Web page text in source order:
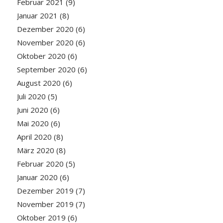
Januar 2021 (8)
Dezember 2020 (6)
November 2020 (6)
Oktober 2020 (6)
September 2020 (6)
August 2020 (6)
Juli 2020 (5)
Juni 2020 (6)
Mai 2020 (6)
April 2020 (8)
März 2020 (8)
Februar 2020 (5)
Januar 2020 (6)
Dezember 2019 (7)
November 2019 (7)
Oktober 2019 (6)